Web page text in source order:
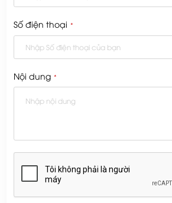
Số điện thoại *
Nội dung *